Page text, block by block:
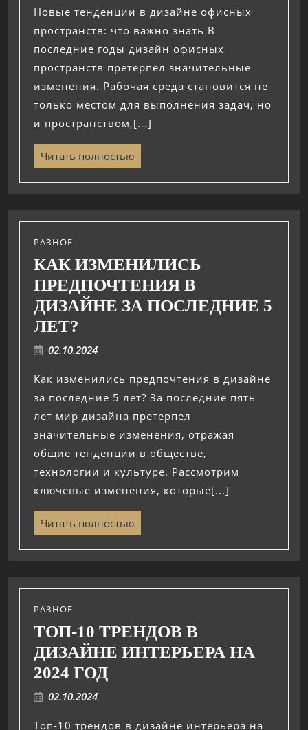
Новые тенденции в дизайне офисных
пространств: что важно знать В
последние годы дизайн офисных
пространств претерпел значительные
изменения. Рабочая среда становится не
только местом для выполнения задач, но
и пространством,[...]
Читать полностью
РАЗНОЕ
КАК ИЗМЕНИЛИСЬ
ПРЕДПОЧТЕНИЯ В
ДИЗАЙНЕ ЗА ПОСЛЕДНИЕ 5
ЛЕТ?
02.10.2024
Как изменились предпочтения в дизайне
за последние 5 лет? За последние пять
лет мир дизайна претерпел
значительные изменения, отражая
общие тенденции в обществе,
технологии и культуре. Рассмотрим
ключевые изменения, которые[...]
Читать полностью
РАЗНОЕ
ТОП-10 ТРЕНДОВ В
ДИЗАЙНЕ ИНТЕРЬЕРА НА
2024 ГОД
02.10.2024
Топ-10 трендов в дизайне интерьера на